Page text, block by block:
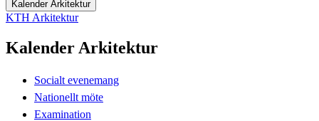
Kalender Arkitektur
KTH Arkitektur
Kalender Arkitektur
Socialt evenemang
Nationellt möte
Examination